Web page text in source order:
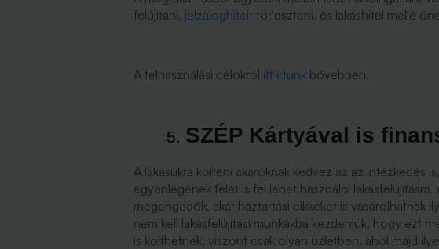
felújítani, jelzáloghitelt törleszteni, és lakáshitel mellé
A felhasználási célokról itt írtunk bővebben.
SZÉP Kártyával is
A lakásukra költeni akaróknak kedvez az az intézkedés
egyenlegének felét is fel lehet használni
megengedők, akár háztartási cikkeket is vásárolhatnak
nem kell lakásfelújítási munkákba kezdeniük, hogy ezt
is költhetnek, viszont csak olyan üzletben, ahol majd